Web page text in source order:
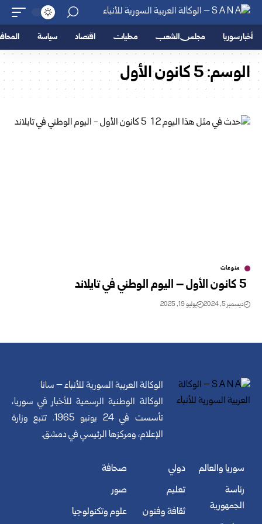
أخبار سوريا مجلس الشعب محليات اقتصاد سياسة
الوسم:5 كانون الأول
منوعات
ديسمبر 5, 2024 يوليو 19, 2025
الوكالة العربية السورية للأنباء – سانا
الوكالة الوطنية الرسمية للأخبار في سوريا،
تأسست في 24 يونيو 1965. تتبع وزارة
الإعلام، ومركزها الرئيسي في دمشق.
سوريا والعالم
رئاسة
الجمهورية
دولي
تعليم
ثقافة وفنون
صحافة
صور
علوم وتكنولوجيا